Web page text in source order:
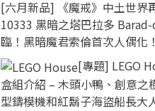
[六月新品] 《魔戒》中土世界
10333 黑暗之塔巴拉多
臨！黑暗魔君索倫首次人偶化！
[專題] LEGO
盒組介紹 – 木頭小鴨、創意之
型鑄模機和紅鬍子海盜船長大